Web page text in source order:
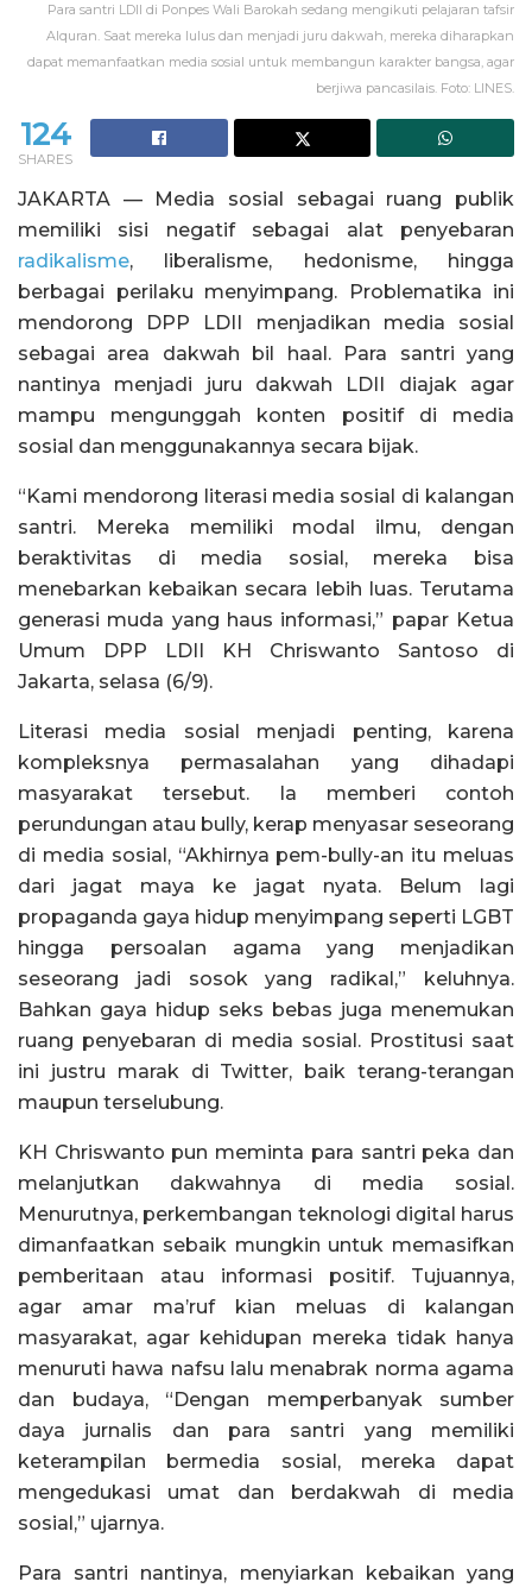
Para santri LDII di Ponpes Wali Barokah sedang mengikuti pelajaran tafsir
Alquran. Saat mereka lulus dan menjadi juru dakwah, mereka diharapkan
dapat memanfaatkan media sosial untuk membangun karakter bangsa, agar
berjiwa pancasilais. Foto: LINES.
124
SHARES
JAKARTA — Media sosial sebagai ruang publik
memiliki sisi negatif sebagai alat penyebaran
radikalisme, liberalisme, hedonisme, hingga
berbagai perilaku menyimpang. Problematika ini
mendorong DPP LDII menjadikan media sosial
sebagai area dakwah bil haal. Para santri yang
nantinya menjadi juru dakwah LDII diajak agar
mampu mengunggah konten positif di media
sosial dan menggunakannya secara bijak.
“Kami mendorong literasi media sosial di kalangan
santri. Mereka memiliki modal ilmu, dengan
beraktivitas di media sosial, mereka bisa
menebarkan kebaikan secara lebih luas. Terutama
generasi muda yang haus informasi,” papar Ketua
Umum DPP LDII KH Chriswanto Santoso di
Jakarta, selasa (6/9).
Literasi media sosial menjadi penting, karena
kompleksnya permasalahan yang dihadapi
masyarakat tersebut. Ia memberi contoh
perundungan atau bully, kerap menyasar seseorang
di media sosial, “Akhirnya pem-bully-an itu meluas
dari jagat maya ke jagat nyata. Belum lagi
propaganda gaya hidup menyimpang seperti LGBT
hingga persoalan agama yang menjadikan
seseorang jadi sosok yang radikal,” keluhnya.
Bahkan gaya hidup seks bebas juga menemukan
ruang penyebaran di media sosial. Prostitusi saat
ini justru marak di Twitter, baik terang-terangan
maupun terselubung.
KH Chriswanto pun meminta para santri peka dan
melanjutkan dakwahnya di media sosial.
Menurutnya, perkembangan teknologi digital harus
dimanfaatkan sebaik mungkin untuk memasifkan
pemberitaan atau informasi positif. Tujuannya,
agar amar ma’ruf kian meluas di kalangan
masyarakat, agar kehidupan mereka tidak hanya
menuruti hawa nafsu lalu menabrak norma agama
dan budaya, “Dengan memperbanyak sumber
daya jurnalis dan para santri yang memiliki
keterampilan bermedia sosial, mereka dapat
mengedukasi umat dan berdakwah di media
sosial,” ujarnya.
Para santri nantinya, menyiarkan kebaikan yang